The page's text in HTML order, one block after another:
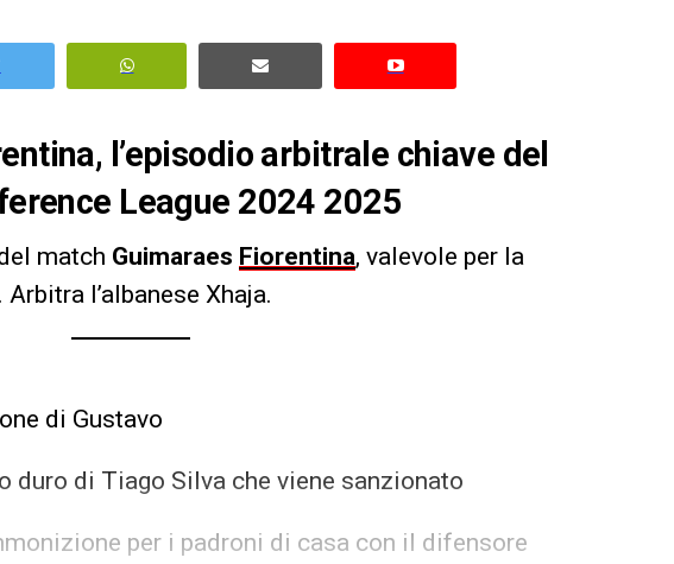
l’episodio arbitrale chiave del
League 2024 2025
match Guimaraes Fiorentina, valevole per la
. Arbitra l’albanese Xhaja.
di Gustavo
duro di Tiago Silva che viene sanzionato
per i padroni di casa con il difensore